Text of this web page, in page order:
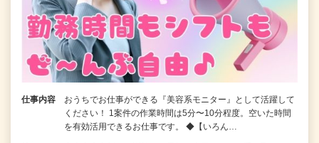
仕事内容
おうちでお仕事ができる『美容系モニター』として活躍して
ください！ 1案件の作業時間は5分〜10分程度。空いた時間
を有効活用できるお仕事です。 ◆【いろん…